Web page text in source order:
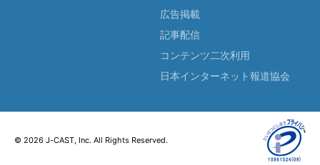
広告掲載
記事配信
コンテンツ二次利用
日本インターネット報道協会
© 2026 J-CAST, Inc. All Rights Reserved.